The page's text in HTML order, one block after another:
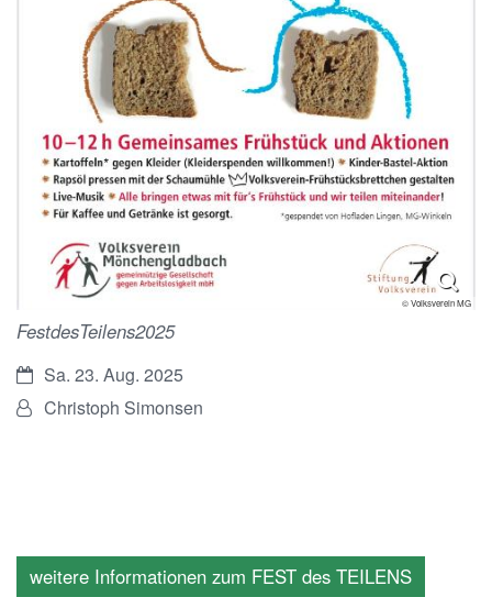
© Volksverein MG
FestdesTeilens2025
Datum:Sa. 23. Aug. 2025
Von:Christoph Simonsen
weitere Informationen zum FEST des TEILENS